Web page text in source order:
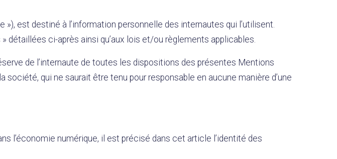
est destiné à l’information personnelle des internautes qui l’utilisent.
détaillées ci-après ainsi qu’aux lois et/ou règlements applicables.
de l’internaute de toutes les dispositions des présentes Mentions
qui ne saurait être tenu pour responsable en aucune manière d’une
l’économie numérique, il est précisé dans cet article l’identité des